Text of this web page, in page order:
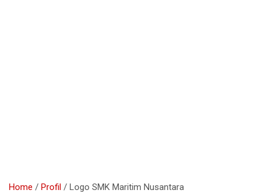
Home Profil Logo SMK Maritim Nusantara